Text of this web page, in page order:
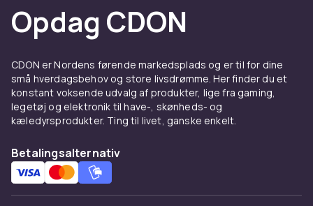
Opdag CDON
CDON er Nordens førende markedsplads og er til for dine
små hverdagsbehov og store livsdrømme. Her finder du et
konstant voksende udvalg af produkter, lige fra gaming,
legetøj og elektronik til have-, skønheds- og
kæledyrsprodukter. Ting til livet, ganske enkelt.
Betalingsalternativ